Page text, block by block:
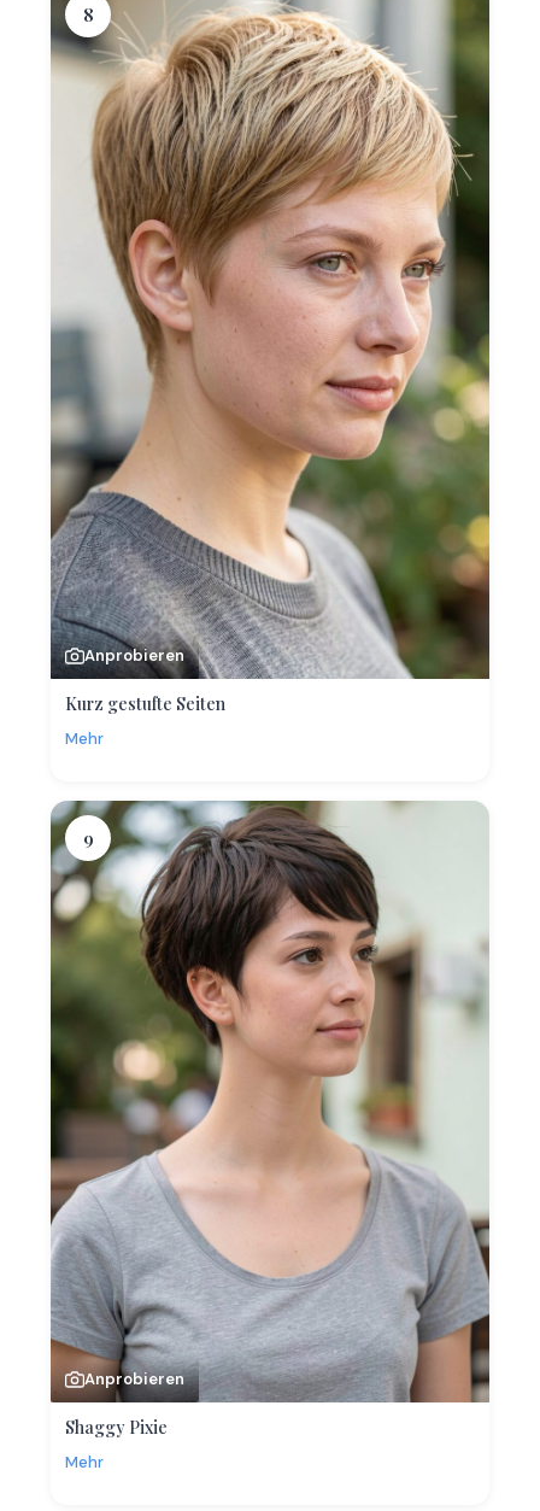
8
Anprobieren
Kurz gestufte Seiten
Mehr
9
Anprobieren
Shaggy Pixie
Mehr